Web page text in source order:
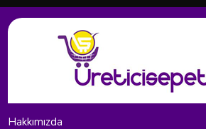
Hakkımızda